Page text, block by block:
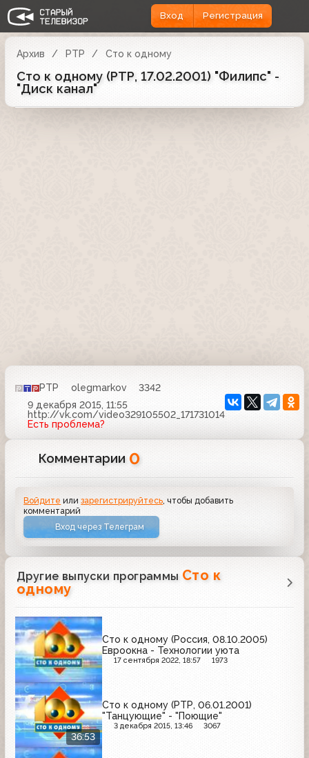
Вход Регистрация
Архив РТР Сто к одному
Сто к одному (РТР, 17.02.2001) "Филипс" -
"Диск канал"
РТР olegmarkov
3342
9 декабря 2015, 11:55
http://vk.com/video329105502_171731014
Есть проблема?
Комментарии 0
Войдите илизарегистрируйтесь , чтобы добавить
комментарий
Вход через Телеграм
Другие выпуски программы Сто к
одному
Сто к одному (Россия, 08.10.2005)
Евроокна - Технологии уюта
17 сентября 2022, 18:57 1973
36:53
Сто к одному (РТР, 06.01.2001)
"Танцующие" - "Поющие"
3 декабря 2015, 13:46 3067